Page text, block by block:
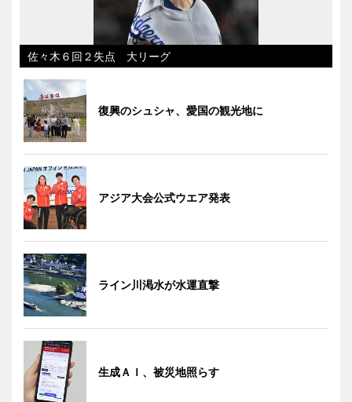
佐々木６回２失点 大リーグ
復興のシュシャ、愛国の観光地に
アジア大会公式ウエア発表
ライン川渇水が水運直撃
生成ＡＩ、被災地照らす